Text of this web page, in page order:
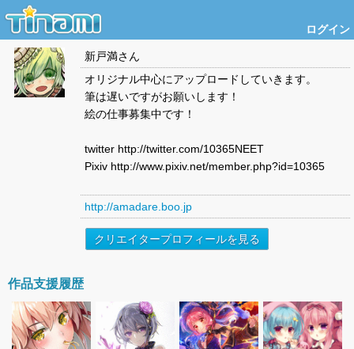
ログイン
新戸満さん
オリジナル中心にアップロードしていきます。
筆は遅いですがお願いします！
絵の仕事募集中です！
twitter http://twitter.com/10365NEET
Pixiv http://www.pixiv.net/member.php?id=10365
http://amadare.boo.jp
クリエイタープロフィールを見る
作品支援履歴